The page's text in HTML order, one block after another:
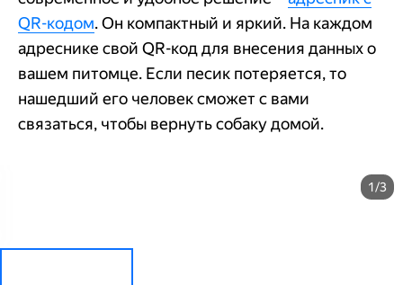
QR-кодом. Он компактный и яркий. На каждом
адреснике свой QR-код для внесения данных о
вашем питомце. Если песик потеряется, то
нашедший его человек сможет с вами
связаться, чтобы вернуть собаку домой.
1/3